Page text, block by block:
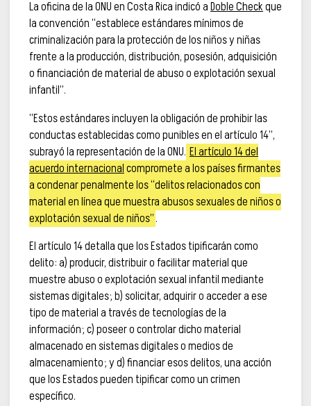
La oficina de la ONU en Costa Rica indicó aDoble Checkque
la convención “establece estándares mínimos de
criminalización para la protección de los niños y niñas
frente a la producción, distribución, posesión, adquisición
o financiación de material de abuso o explotación sexual
infantil”.
“Estos estándares incluyen la obligación de prohibir las
conductas establecidas como punibles en el artículo 14”,
subrayó la representación de la ONU. El artículo 14 del
acuerdo internacionalcompromete a los países firmantes
a condenar penalmente los “delitos relacionados con
material en línea que muestra abusos sexuales de niños o
explotación sexual de niños”.
El artículo 14 detalla que los Estados tipificarán como
delito: a) producir, distribuir o facilitar material que
muestre abuso o explotación sexual infantil mediante
sistemas digitales; b) solicitar, adquirir o acceder a ese
tipo de material a través de tecnologías de la
información; c) poseer o controlar dicho material
almacenado en sistemas digitales o medios de
almacenamiento; y d) financiar esos delitos, una acción
que los Estados pueden tipificar como un crimen
específico.